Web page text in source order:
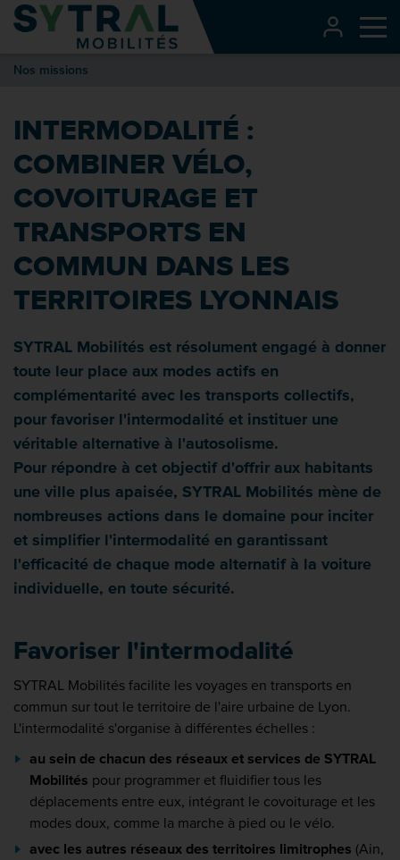
Contenu
Entête de page
Nos missions
INTERMODALITÉ :
COMBINER VÉLO,
COVOITURAGE ET
TRANSPORTS EN
COMMUN DANS LES
TERRITOIRES LYONNAIS
SYTRAL Mobilités est résolument engagé à donner
toute leur place aux modes actifs en
complémentarité avec les transports collectifs,
pour favoriser l'intermodalité et instituer une
véritable alternative à l'autosolisme.
Pour répondre à cet objectif d'offrir aux habitants
une ville plus apaisée, SYTRAL Mobilités mène de
nombreuses actions dans le domaine pour inciter
et simplifier l'intermodalité en garantissant
l'efficacité de chaque mode alternatif à la voiture
individuelle, en toute sécurité.
Favoriser l'intermodalité
SYTRAL Mobilités facilite les voyages en transports en
commun sur tout le territoire de l'aire urbaine de Lyon.
L'intermodalité s'organise à différentes échelles :
au sein de chacun des réseaux et services de SYTRAL
Mobilités pour programmer et fluidifier tous les
déplacements entre eux, intégrant le covoiturage et les
modes doux, comme la marche à pied ou le vélo.
avec les autres réseaux des territoires limitrophes (Ain,